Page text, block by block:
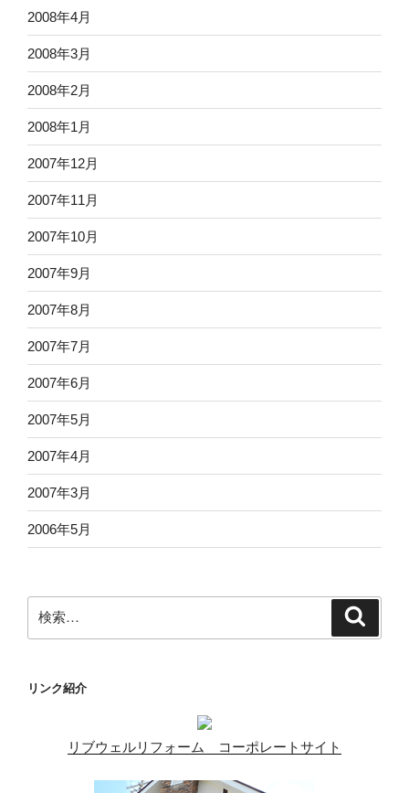
2008年4月
2008年3月
2008年2月
2008年1月
2007年12月
2007年11月
2007年10月
2007年9月
2007年8月
2007年7月
2007年6月
2007年5月
2007年4月
2007年3月
2006年5月
索:
リンク紹介
リブウェルリフォーム コーポレートサイト